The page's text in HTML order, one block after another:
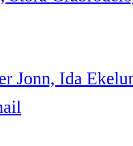
Jonn, Ida